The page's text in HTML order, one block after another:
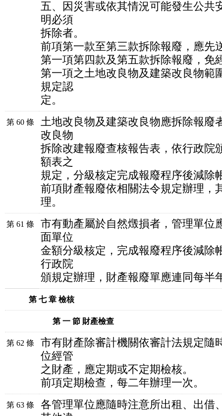
五、因災害或依其情況可能發生公共
明必須
拆除者。
前項第一款至第三款拆除報廢，應先
第一項第四款及第五款拆除報廢，免
第一項之土地改良物及建築改良物範
規定認
定。
第 60 條
土地改良物及建築改良物應拆除報廢
改良物
拆除改建報廢查核報告表，依行政院
額表之
規定，分級核定完成報廢程序後減除
前項財產報廢依相關法令規定辦理，
理。
第 61 條
市有動產屬於自然燬損者，管理單位
面單位
金額分級核定，完成報廢程序後減除
行政院
頒規定辦理，財產報廢單應連同每半
第 七 章 檢核
第 一 節 財產檢查
第 62 條
市有財產除審計機關依審計法規定隨
位經管
之財產，應定期或不定期檢核。
前項定期檢查，每二年辦理一次。
第 63 條
各管理單位應隨時注意所出租、出借